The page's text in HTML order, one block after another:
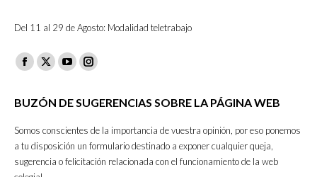
Del 11 al 29 de Agosto: Modalidad teletrabajo
Facebook
opens
new
window
X
opens
new
window
YouTube
opens
new
window
Instagram
opens
in
new
window
BUZÓN DE SUGERENCIAS SOBRE LA PÁGINA WEB
Somos conscientes de la importancia de vuestra opinión, por eso ponemos
a tu disposición un formulario destinado a exponer cualquier queja,
sugerencia o felicitación relacionada con el funcionamiento de la web